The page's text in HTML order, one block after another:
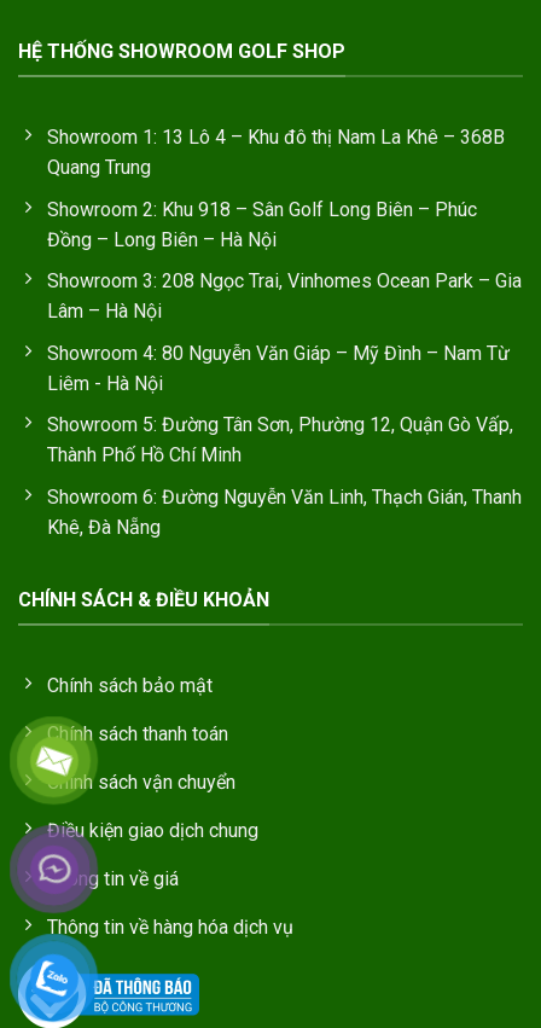
HỆ THỐNG SHOWROOM GOLF SHOP
Showroom 1: 13 Lô 4 – Khu đô thị Nam La Khê – 368B
Quang Trung
Showroom 2: Khu 918 – Sân Golf Long Biên – Phúc
Đồng – Long Biên – Hà Nội
Showroom 3: 208 Ngọc Trai, Vinhomes Ocean Park – Gia
Lâm – Hà Nội
Showroom 4: 80 Nguyễn Văn Giáp – Mỹ Đình – Nam Từ
Liêm - Hà Nội
Showroom 5: Đường Tân Sơn, Phường 12, Quận Gò Vấp,
Thành Phố Hồ Chí Minh
Showroom 6: Đường Nguyễn Văn Linh, Thạch Gián, Thanh
Khê, Đà Nẵng
CHÍNH SÁCH & ĐIỀU KHOẢN
Chính sách bảo mật
Chính sách thanh toán
Chính sách vận chuyển
Điều kiện giao dịch chung
Thông tin về giá
Thông tin về hàng hóa dịch vụ